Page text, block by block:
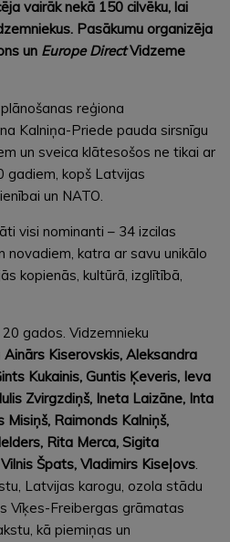
vairāk nekā 150 cilvēku, lai
Pasākumu organizēja
un Europe DirectVidzeme
reģiona
Kalniņa-Priede pauda sirsnīgu
un sveica klātesošos ne tikai ar
gadiem, kopš Latvijas
un NATO.
visi nominanti – 34 izcilas
novadiem, katra ar savu unikālo
kopienās, kultūrā, izglītībā,
gados. Vidzemnieku
Ainārs Kiserovskis, Aleksandra
Kukainis, Guntis Ķeveris, Ieva
Zvirgzdiņš, Ineta Laizāne, Inta
Misiņš, Raimonds Kalniņš,
Rita Merca, Sigita
Špats, Vladimirs Kiseļovs.
Latvijas karogu, ozola stādu
Vīķes-Freibergas grāmatas
kā piemiņas un